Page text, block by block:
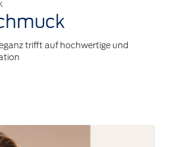
trifft auf hochwertige und